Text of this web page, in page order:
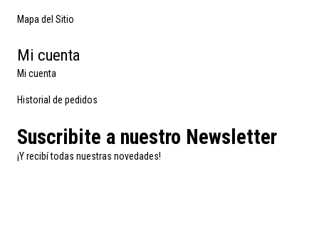
Mapa del Sitio
Mi cuenta
Mi cuenta
Historial de pedidos
Suscribite a nuestro Newsletter
¡Y recibí todas nuestras novedades!